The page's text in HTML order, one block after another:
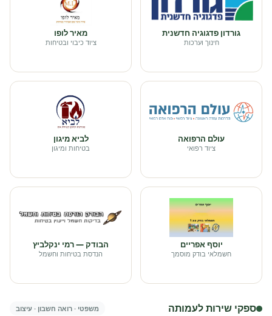
גורדון פדגוגיה חדשנית
חינוך וערכות
מאיר לופו
ציוד כיבוי ובטיחות
עולם הרפואה
ציוד רפואי
לביא מיגון
בטיחות ומיגון
יוסף אפריים
חשמלאי בודק מוסמך
הבודק — רמי ינקלביץ
הנדסת בטיחות וחשמל
ספקי שירות לעמותה משפטי · רואה חשבון · עיצוב